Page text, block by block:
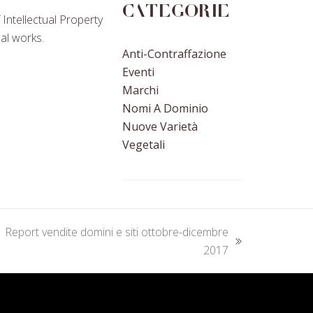
Property
works.
Categorie
Anti-Contraffazione
Eventi
Marchi
Nomi A Dominio
Nuove Varietà
Vegetali
Report vendite domini e siti ottobre-dicembre
2017